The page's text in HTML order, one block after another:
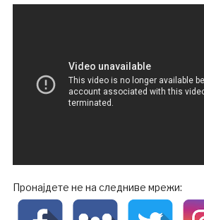
Пронајдете не на следниве мрежи: